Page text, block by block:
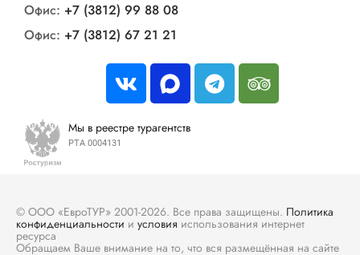
Офис: +7 (3812) 99 88 08
Офис: +7 (3812) 67 21 21
Мы в реестре турагентств
РТА 0004131
© ООО «ЕвроТУР» 2001-2026. Все права защищены. Политика
конфиденциальности и условия использования интернет
ресурса
Обращаем Ваше внимание на то, что вся размещённая на сайте